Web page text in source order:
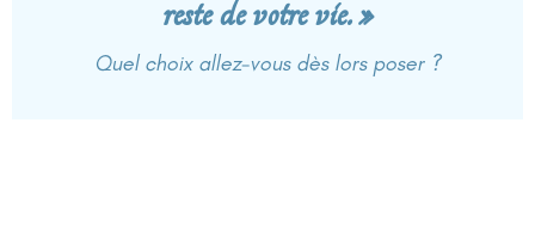
reste de votre vie. »
Quel choix allez-vous dès lors poser ?